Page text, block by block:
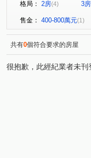
地中海
卓
永華一街(1)
文成一路(1)
富農街二段(1)
長榮路五段(1)
格局： 2房(4) 3房
售金： 400-800萬元(1)
共有0個符合要求的房屋
很抱歉，此經紀業者未刊